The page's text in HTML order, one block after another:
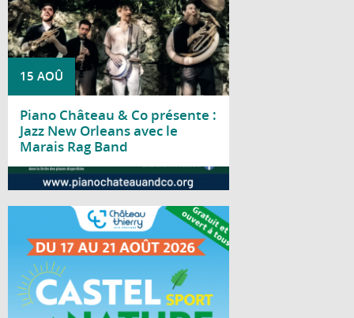
15 AOÛ
Piano Château & Co présente :
Jazz New Orleans avec le
Marais Rag Band
Lire la suite
Du 17 au 21 août 2026, le parc Saint-
Joseph accueille la deuxième édition de
Castel Sport Nature.